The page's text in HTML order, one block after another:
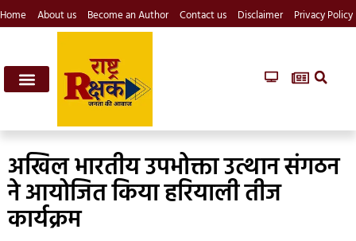
Home About us Become an Author Contact us Disclaimer Privacy Policy
अखिल भारतीय उपभोक्ता उत्थान संगठन
ने आयोजित किया हरियाली तीज
कार्यक्रम